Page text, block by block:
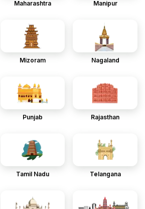
Maharashtra Manipur
Mizoram Nagaland
Punjab Rajasthan
Tamil Nadu Telangana